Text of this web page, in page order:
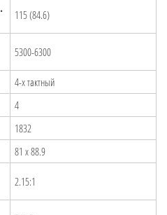
115 (84.6)
5300-6300
4-х тактный
4
1832
81 x 88.9
2.15:1